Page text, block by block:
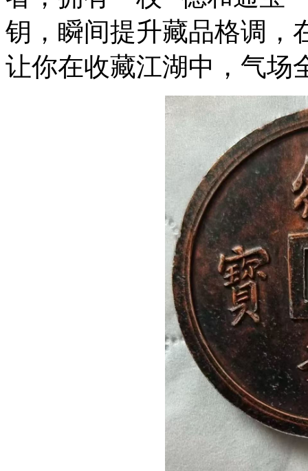
钥，瞬间提升藏品格调，
让你在收藏江湖中，气场